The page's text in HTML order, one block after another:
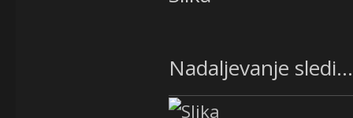
Nadaljevanje